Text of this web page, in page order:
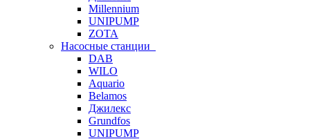
Millennium
UNIPUMP
ZOTA
Насосные станции
DAB
WILO
Aquario
Belamos
Джилекс
Grundfos
UNIPUMP